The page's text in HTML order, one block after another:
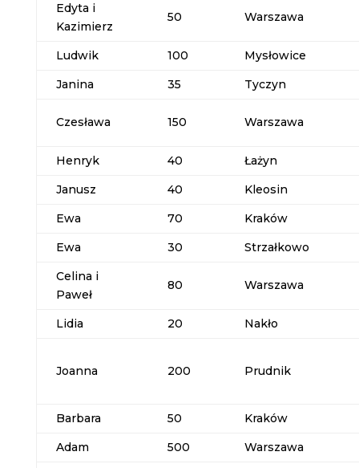
Edyta i
Kazimierz
50 Warszawa
Ludwik 100
Mysłowice
Janina
35 Tyczyn
Czesława 150 Warszawa
Henryk 40
Łażyn
Janusz
40
Kleosin
Ewa
70
Kraków
Ewa
30
Strzałkowo
Celina i
Paweł
80 Warszawa
Lidia 20 Nakło
Joanna 200 Prudnik
Barbara 50
Kraków
Adam
500
Warszawa